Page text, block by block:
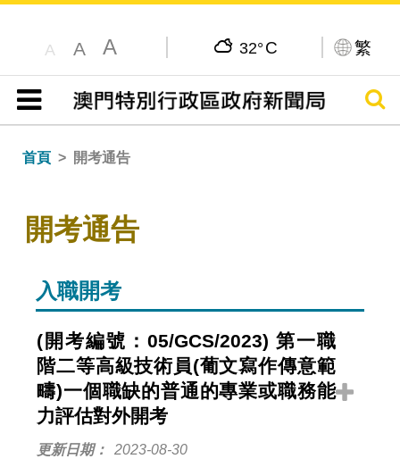
A A A 32° C 繁
目錄
搜尋
首頁 開考通告
開考通告
入職開考
(開考編號：05/GCS/2023) 第一職
階二等高級技術員(葡文寫作傳意範
疇)一個職缺的普通的專業或職務能
力評估對外開考
更新日期 2023-08-30